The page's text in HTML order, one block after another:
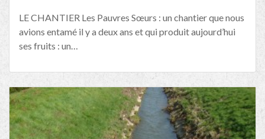
LE CHANTIER Les Pauvres Sœurs : un chantier que nous
avions entamé il y a deux ans et qui produit aujourd’hui
ses fruits : un…